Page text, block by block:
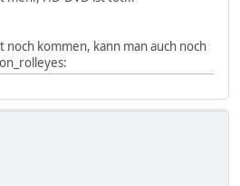
noch kommen, kann man auch noch